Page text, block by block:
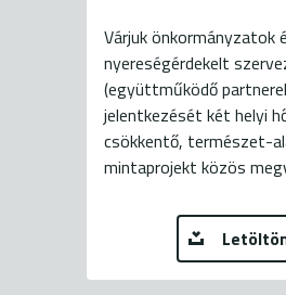
Várjuk önkormányzatok
nyereségérdekelt
(együttműködő
jelentkezését két helyi
csökkentő, természet-
mintaprojekt közös